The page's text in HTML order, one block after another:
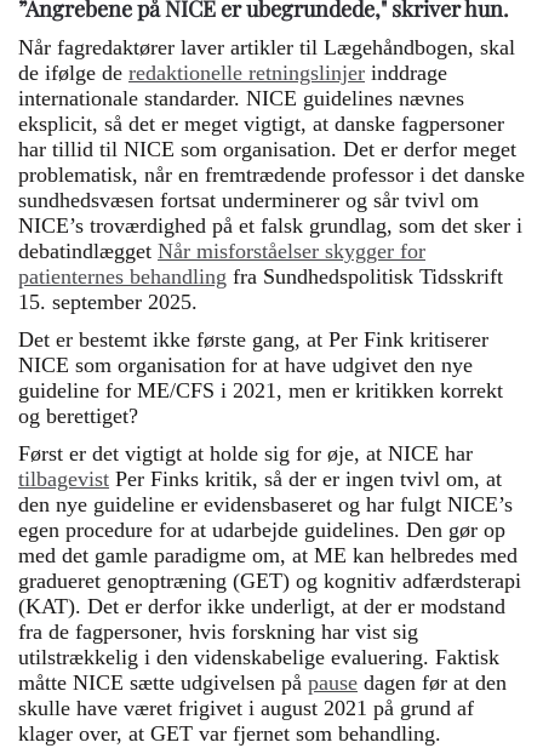
”Angrebene på NICE er ubegrundede," skriver hun.
Når fagredaktører laver artikler til Lægehåndbogen, skal
de ifølge de redaktionelle retningslinjer inddrage
internationale standarder. NICE guidelines nævnes
eksplicit, så det er meget vigtigt, at danske fagpersoner
har tillid til NICE som organisation. Det er derfor meget
problematisk, når en fremtrædende professor i det danske
sundhedsvæsen fortsat underminerer og sår tvivl om
NICE’s troværdighed på et falsk grundlag, som det sker i
debatindlægget Når misforståelser skygger for
patienternes behandling fra Sundhedspolitisk Tidsskrift
15. september 2025.
Det er bestemt ikke første gang, at Per Fink kritiserer
NICE som organisation for at have udgivet den nye
guideline for ME/CFS i 2021, men er kritikken korrekt
og berettiget?
Først er det vigtigt at holde sig for øje, at NICE har
tilbagevist Per Finks kritik, så der er ingen tvivl om, at
den nye guideline er evidensbaseret og har fulgt NICE’s
egen procedure for at udarbejde guidelines. Den gør op
med det gamle paradigme om, at ME kan helbredes med
gradueret genoptræning (GET) og kognitiv adfærdsterapi
(KAT). Det er derfor ikke underligt, at der er modstand
fra de fagpersoner, hvis forskning har vist sig
utilstrækkelig i den videnskabelige evaluering. Faktisk
måtte NICE sætte udgivelsen på pause dagen før at den
skulle have været frigivet i august 2021 på grund af
klager over, at GET var fjernet som behandling.